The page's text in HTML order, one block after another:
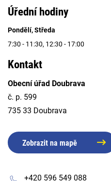
Úřední hodiny
Pondělí, Středa
7:30 - 11:30, 12:30 - 17:00
Kontakt
Obecní úřad Doubrava
č. p. 599
735 33 Doubrava
Zobrazit na mapě
+420 596 549 088